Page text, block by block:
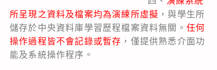
所呈現之資料及檔案均為演練所虛擬 ，與學生所
儲存於中央資料庫學習歷程檔案資料無關。 任何
操作過程皆不會記錄或暫存 ，僅提供熟悉介面功
能及系統操作程序。